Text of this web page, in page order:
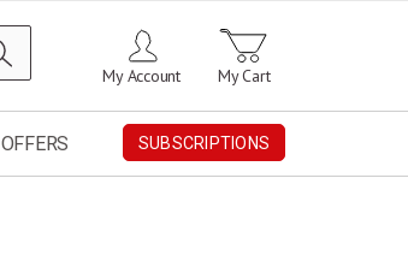
My Cart
My Account
SUBSCRIPTIONS